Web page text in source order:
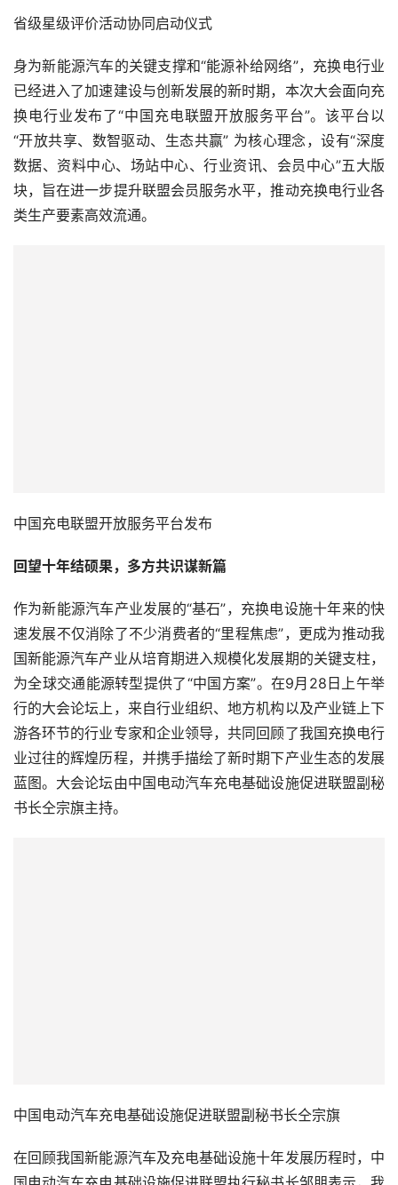
身为新能源汽车的关键支撑和“能源补给网络”，充换电行业
换电行业发布了“中国充电联盟开放服务平台”。该平台以
“开放共享、数智驱动、生态共赢” 为核心理念，设有“深度
数据、资料中心、场站中心、行业资讯、会员中心”五大版
块，旨在进一步提升联盟会员服务水平，推动充换电行业各
类生产要素高效流通。
回望十年结硕果，多方共识谋新篇
作为新能源汽车产业发展的“基石”，充换电设施十年来的快
国新能源汽车产业从培育期进入规模化发展期的关键支柱，
为全球交通能源转型提供了“中国方案”。在9月28日上午举
行的大会论坛上，来自行业组织、地方机构以及产业链上下
游各环节的行业专家和企业领导，共同回顾了我国充换电行
业过往的辉煌历程，并携手描绘了新时期下产业生态的发展
蓝图。大会论坛由中国电动汽车充电基础设施促进联盟副秘
书长仝宗旗主持。
在回顾我国新能源汽车及充电基础设施十年发展历程时，中
国充电基础设施与新能源汽车产业发展相辅相成，至今已建